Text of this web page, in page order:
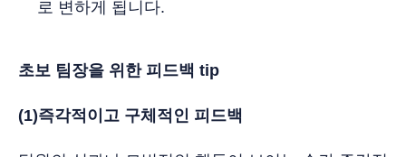
로 변하게 됩니다.
초보 팀장을 위한 피드백 tip
(1)즉각적이고 구체적인 피드백